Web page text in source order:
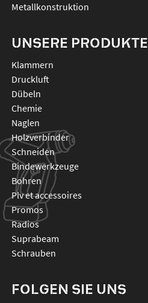
Metallkonstruktion
UNSERE PRODUKTE
klammern
druckluft
dübeln
chemie
naglen
holzverbinder
schneiden
bindewerkzeuge
bohren
plv et accessoires
promos
radios
suprabeam
schrauben
FOLGEN SIE UNS